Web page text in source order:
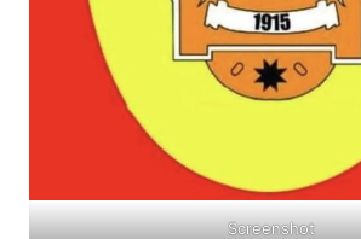
Screenshot